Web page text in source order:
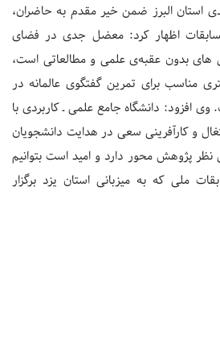
استان البرز ضمن خیر مقدم به حاضران،
اظهار کرد: معضل جدی در فضای
های بدون عقبه‌ی علمی و مطالعاتی است،
مناسب برای تمرین گفتگوی عالمانه در
افزود: دانشگاه جامع علمی ـ کاربردی با
و کارآفرینی سعی در هدایت دانشجویان
پژوهش محور دارد و امید است بتوانیم
ملی که به میزبانی استان یزد برگزار